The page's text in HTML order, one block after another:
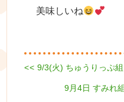
美味しいね
投
稿
Previous
<< 9/3(火) ちゅうりっぷ組
Next
9月4日 すみれ組